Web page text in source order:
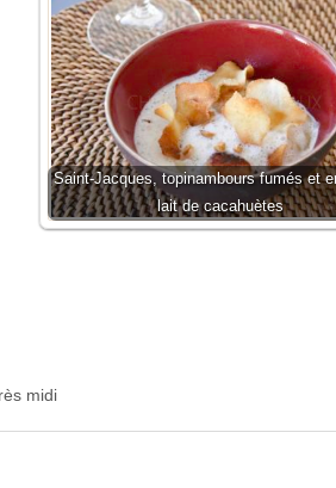
Saint-Jacques, topinambours fumés et
lait de cacahuètes
midi